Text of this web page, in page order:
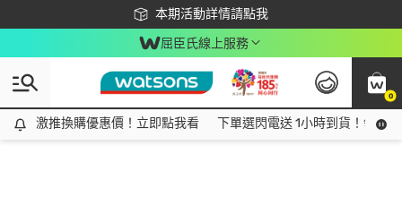
本期活動詳情請點我
下載app最高回饋$350
屈臣氏線上服務
0
激推換購優惠價！立即點我看
激推換購優惠價！立即點我看 下單選閃電送 1小時到貨！領神